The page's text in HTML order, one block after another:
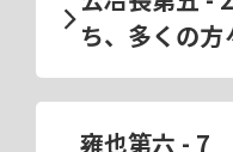
ち、多くの
雍也第六 - 7